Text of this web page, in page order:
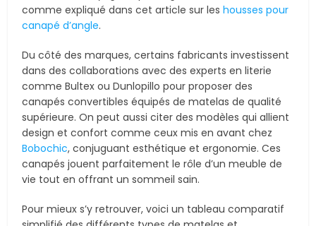
comme expliqué dans cet article sur leshousses pour
canapé d’angle.
Du côté des marques, certains fabricants investissent
dans des collaborations avec des experts en literie
comme Bultex ou Dunlopillo pour proposer des
canapés convertibles équipés de matelas de qualité
supérieure. On peut aussi citer des modèles qui allient
design et confort comme ceux mis en avant chez
Bobochic, conjuguant esthétique et ergonomie. Ces
canapés jouent parfaitement le rôle d’un meuble de
vie tout en offrant un sommeil sain.
Pour mieux s’y retrouver, voici un tableau comparatif